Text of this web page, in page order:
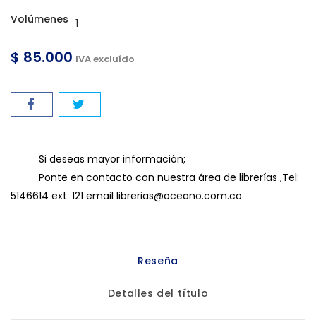
Volúmenes
$ 85.000 IVA excluído
Si deseas mayor información;
Ponte en contacto con nuestra área de librerías ,Tel:
5146614 ext. 121 email librerias@oceano.com.co
Reseña
Detalles del título